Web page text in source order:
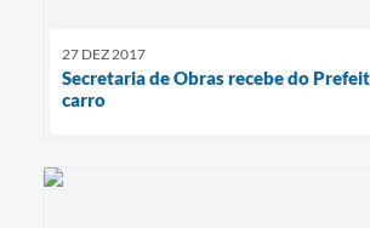
27 DEZ 2017
Secretaria de Obras recebe do
carro